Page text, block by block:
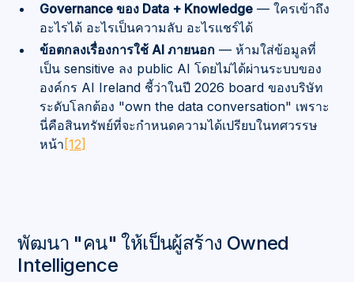
Governance ของ Data + Knowledge — ใครเข้าถึง
อะไรได้ อะไรเป็นความลับ อะไรแชร์ได้
ข้อตกลงเรื่องการใช้ AI ภายนอก — ห้ามใส่ข้อมูลที่
เป็น sensitive ลง public AI โดยไม่ได้ผ่านระบบของ
องค์กร AI Ireland ชี้ว่าในปี 2026 board ของบริษัท
ระดับโลกต้อง "own the data conversation" เพราะ
นี่คือสินทรัพย์ที่จะกำหนดความได้เปรียบในทศวรรษ
หน้า [12]
พัฒนา "คน" ให้เป็นผู้สร้าง Owned
Intelligence